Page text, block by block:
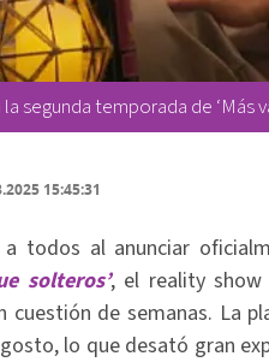
segunda temporada de ‘Más
15:45:31
a todos al anunciar
solteros’, el reality
cuestión de semanas. La
lo que desató gran